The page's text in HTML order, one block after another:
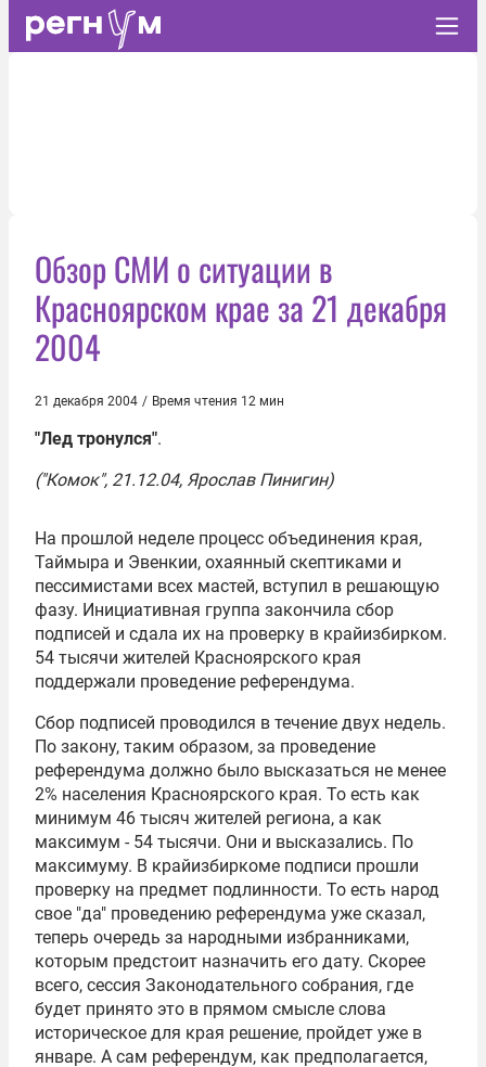
Обзор СМИ о ситуации в
Красноярском крае за 21 декабря
2004
21 декабря 2004 / Время чтения 12 мин
"Лед тронулся".
("Комок", 21.12.04, Ярослав Пинигин)
На прошлой неделе процесс объединения края,
Таймыра и Эвенкии, охаянный скептиками и
пессимистами всех мастей, вступил в решающую
фазу. Инициативная группа закончила сбор
подписей и сдала их на проверку в крайизбирком.
54 тысячи жителей Красноярского края
поддержали проведение референдума.
Сбор подписей проводился в течение двух недель.
По закону, таким образом, за проведение
референдума должно было высказаться не менее
2% населения Красноярского края. То есть как
минимум 46 тысяч жителей региона, а как
максимум - 54 тысячи. Они и высказались. По
максимуму. В крайизбиркоме подписи прошли
проверку на предмет подлинности. То есть народ
свое "да" проведению референдума уже сказал,
теперь очередь за народными избранниками,
которым предстоит назначить его дату. Скорее
всего, сессия Законодательного собрания, где
будет принято это в прямом смысле слова
историческое для края решение, пройдет уже в
январе. А сам референдум, как предполагается,